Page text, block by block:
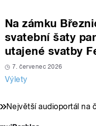
Na zámku
svatební šaty
utajené svatby
7. červenec 2026
Výlety
Největší audioportál na